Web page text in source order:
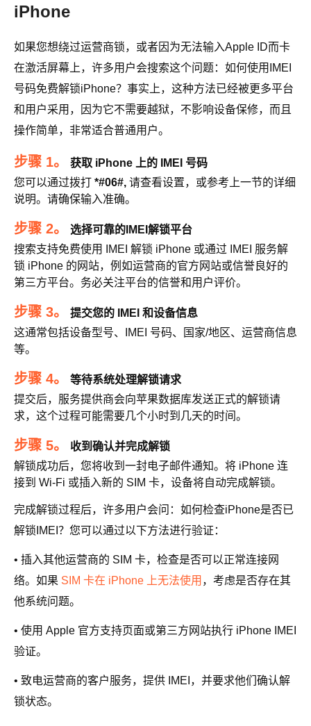
iPhone
如果您想绕过运营商锁，或者因为无法输入Apple ID而卡
在激活屏幕上，许多用户会搜索这个问题：如何使用IMEI
号码免费解锁iPhone？事实上，这种方法已经被更多平台
和用户采用，因为它不需要越狱，不影响设备保修，而且
操作简单，非常适合普通用户。
步骤 1。
获取 iPhone 上的 IMEI 号码
您可以通过拨打 *#06#, 请查看设置，或参考上一节的详细
说明。请确保输入准确。
步骤 2。
选择可靠的IMEI解锁平台
搜索支持免费使用 IMEI 解锁 iPhone 或通过 IMEI 服务解
锁 iPhone 的网站，例如运营商的官方网站或信誉良好的
第三方平台。务必关注平台的信誉和用户评价。
步骤 3。
提交您的 IMEI 和设备信息
这通常包括设备型号、IMEI 号码、国家/地区、运营商信息
等。
步骤 4。
等待系统处理解锁请求
提交后，服务提供商会向苹果数据库发送正式的解锁请
求，这个过程可能需要几个小时到几天的时间。
步骤 5。
收到确认并完成解锁
解锁成功后，您将收到一封电子邮件通知。将 iPhone 连
接到 Wi-Fi 或插入新的 SIM 卡，设备将自动完成解锁。
完成解锁过程后，许多用户会问：如何检查iPhone是否已
解锁IMEI？您可以通过以下方法进行验证：
• 插入其他运营商的 SIM 卡，检查是否可以正常连接网
络。如果 SIM 卡在 iPhone 上无法使用 ，考虑是否存在其
他系统问题。
• 使用 Apple 官方支持页面或第三方网站执行 iPhone IMEI
验证。
• 致电运营商的客户服务，提供 IMEI，并要求他们确认解
锁状态。